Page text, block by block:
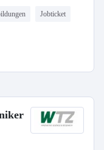
Jobticket